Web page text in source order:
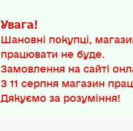
Увага!
Шановні покупці,
працювати не буде.
Замовлення на сайті
З11 серпня магазин
Дякуємо за розуміння!